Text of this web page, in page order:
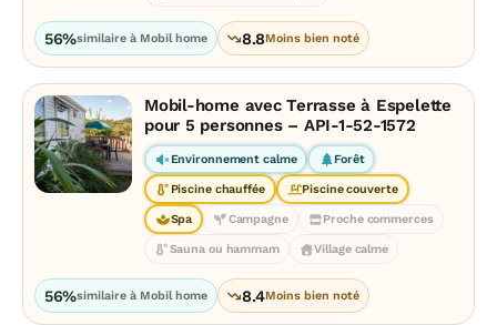
56%similaire à Mobil home 8.8Moins bien noté
Mobil-home avec Terrasse à Espelette
pour 5 personnes – API-1-52-1572
Environnement calme Forêt
Piscine chauffée Piscine couverte
Spa Campagne Proche commerces
Sauna ou hammam Village calme
56%similaire à Mobil home 8.4Moins bien noté